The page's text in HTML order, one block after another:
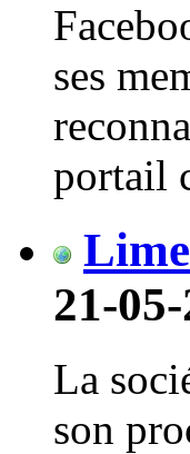
ses
portail
21-
La
son